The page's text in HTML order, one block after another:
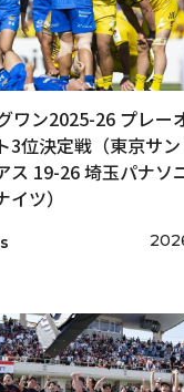
ワン2025-26 プレー
3位決定戦（東京サ
ス 19-26 埼玉パナソ
ツ）